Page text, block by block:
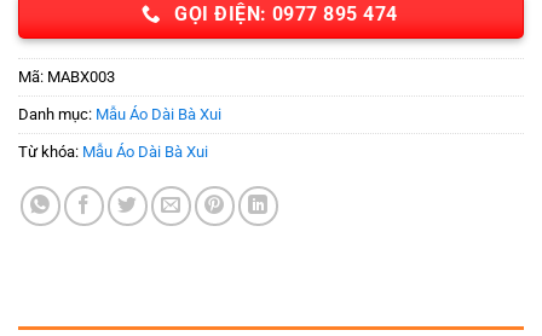
GỌI ĐIỆN: 0977 895 474
Mã: MABX003
Danh mục: Mẫu Áo Dài Bà Xui
Từ khóa: Mẫu Áo Dài Bà Xui